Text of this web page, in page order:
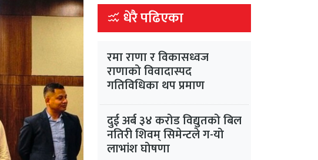
धेरै पढिएका
रमा राणा र विकासध्वज
राणाको विवादास्पद
गतिविधिका थप प्रमाण
दुई अर्ब ३४ करोड विद्युतको बिल
नतिरी शिवम् सिमेन्टले ग-यो
लाभांश घोषणा